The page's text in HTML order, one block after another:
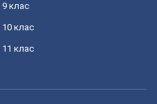
9 клас
10 клас
11 клас